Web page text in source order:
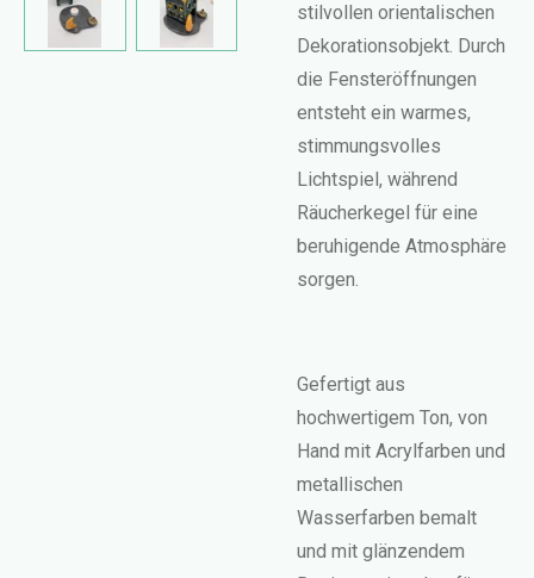
stilvollen orientalischen
Dekorationsobjekt. Durch
die Fensteröffnungen
entsteht ein warmes,
stimmungsvolles
Lichtspiel, während
Räucherkegel für eine
beruhigende Atmosphäre
sorgen.
Gefertigt aus
hochwertigem Ton, von
Hand mit Acrylfarben und
metallischen
Wasserfarben bemalt
und mit glänzendem